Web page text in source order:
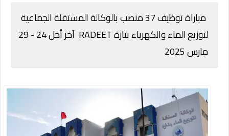
مباراة توظيف 37 منصب بالوكالة المستقلة الجماعية
لتوزيع الماء والكهرباء بتازة RADEET آخر أجل 24 - 29
مارس 2025